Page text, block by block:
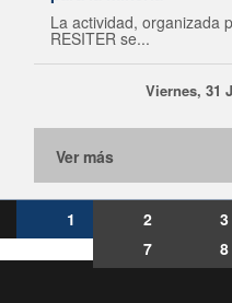
La actividad, organizada
RESITER se...
Viernes, 31
Ver más
1 2 3
7
8